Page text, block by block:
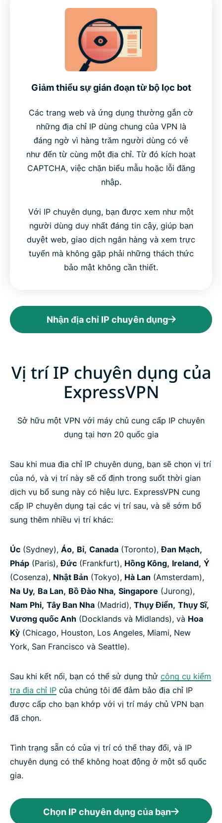
Giảm thiểu sự gián đoạn từ bộ lọc bot
Các trang web và ứng dụng thường gắn cờ
những địa chỉ IP dùng chung của VPN là
đáng ngờ vì hàng trăm người dùng có vẻ
như đến từ cùng một địa chỉ. Từ đó kích hoạt
CAPTCHA, việc chặn biểu mẫu hoặc lỗi đăng
nhập.
Với IP chuyên dụng, bạn được xem như một
người dùng duy nhất đáng tin cậy, giúp bạn
duyệt web, giao dịch ngân hàng và xem trực
tuyến mà không gặp phải những thách thức
bảo mật không cần thiết.
Nhận địa chỉ IP chuyên dụng
Vị trí IP chuyên dụng của
ExpressVPN
Sở hữu một VPN với máy chủ cung cấp IP chuyên
dụng tại hơn 20 quốc gia
Sau khi mua địa chỉ IP chuyên dụng, bạn sẽ chọn vị trí
của nó, và vị trí này sẽ cố định trong suốt thời gian
dịch vụ bổ sung này có hiệu lực. ExpressVPN cung
cấp IP chuyên dụng tại các vị trí sau, và sẽ sớm bổ
sung thêm nhiều vị trí khác:
Úc (Sydney), Áo, Bỉ, Canada (Toronto), Đan Mạch,
Pháp (Paris), Đức (Frankfurt), Hồng Kông, Ireland, Ý
(Cosenza), Nhật Bản (Tokyo), Hà Lan (Amsterdam),
Na Uy, Ba Lan, Bồ Đào Nha, Singapore (Jurong),
Nam Phi, Tây Ban Nha (Madrid), Thụy Điển, Thụy Sĩ,
Vương quốc Anh (Docklands và Midlands), và Hoa
Kỳ (Chicago, Houston, Los Angeles, Miami, New
York, San Francisco và Seattle).
Sau khi kết nối, bạn có thể sử dụng thử công cụ kiểm
tra địa chỉ IP của chúng tôi để đảm bảo địa chỉ IP
được cấp cho bạn khớp với vị trí máy chủ VPN bạn
đã chọn.
Tình trạng sẵn có của vị trí có thể thay đổi, và IP
chuyên dụng có thể không hoạt động ở một số quốc
gia.
Chọn IP chuyên dụng của bạn